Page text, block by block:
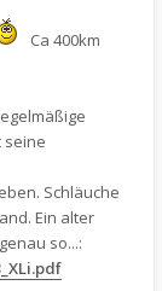
Ca 400km
seine
Schläuche
Ein alter
so...: